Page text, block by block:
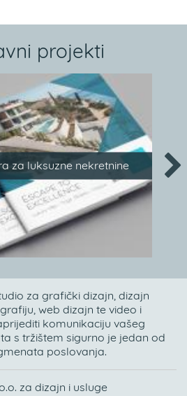
projekti
za luksuzne nekretnine
za grafički dizajn, dizajn
web dizajn te video i
komunikaciju vašeg
s tržištem sigurno je jedan od
poslovanja.
za dizajn i usluge